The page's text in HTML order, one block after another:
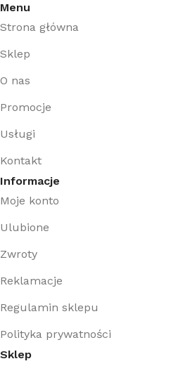
Menu
Strona główna
Sklep
O nas
Promocje
Usługi
Kontakt
Informacje
Moje konto
Ulubione
Zwroty
Reklamacje
Regulamin sklepu
Polityka prywatności
Sklep